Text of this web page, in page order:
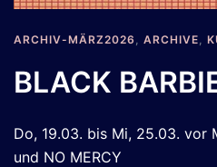
ARCHIV-MÄRZ2026 ARCHIVE
BLACK
Do, 19.03. bis Mi, 25.03. vor
und NO MERCY